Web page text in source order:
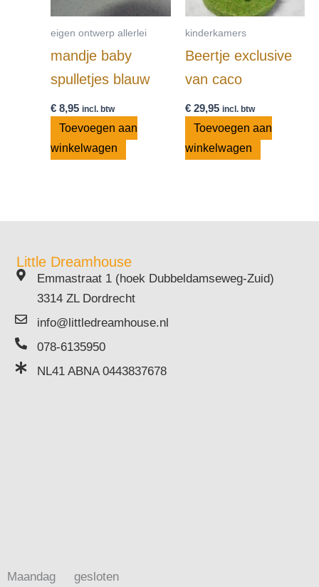
eigen ontwerp allerlei
mandje baby
spulletjes blauw
€ 8,95 incl. btw
Toevoegen aan
winkelwagen
kinderkamers
Beertje exclusive
van caco
€29,95 incl. btw
Toevoegen aan
winkelwagen
Little Dreamhouse
Emmastraat 1 (hoek Dubbeldamseweg-Zuid)
3314 ZL Dordrecht
info@littledreamhouse.nl
078-6135950
NL41 ABNA 0443837678
Maandag gesloten